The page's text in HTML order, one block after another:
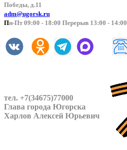
Победы, д.11
adm@ugorsk.ru
Пн-Пт 09:00 - 18:00 Перерыв 13:00 - 14:00
тел. +7(34675)77000
Глава города Югорска
Харлов Алексей Юрьевич